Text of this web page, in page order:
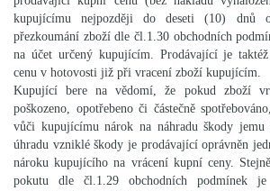
kupujícímu nejpozději do deseti (10) dnů
přezkoumání zboží dle čl.1.30 obchodních
na účet určený kupujícím. Prodávající je
cenu v hotovosti již při vracení zboží kupujícím.
Kupující bere na vědomí, že pokud zboží
poškozeno, opotřebeno či částečně
vůči kupujícímu nárok na náhradu škody
úhradu vzniklé škody je prodávající oprávněn
nároku kupujícího na vrácení kupní ceny.
pokutu dle čl.1.29 obchodních podmínek je